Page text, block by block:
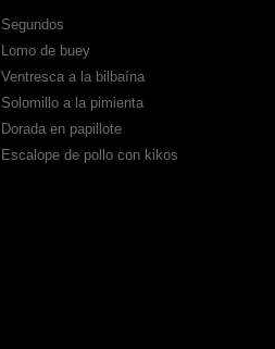
Segundos
Lomo de buey
Ventresca a la bilbaína
Solomillo a la pimienta
Dorada en papillote
Escalope de pollo con kikos